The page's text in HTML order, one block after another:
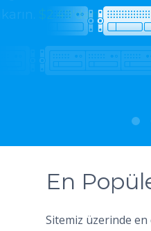
En
Sitemiz üzerinde